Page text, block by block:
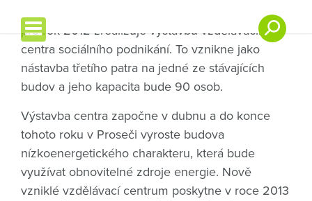
Ergotep v rámci své společenské odpovědnosti
pro rok 2012 zrealizuje výstavbu vzdělávacího
centra sociálního podnikání. To vznikne jako
nástavba třetího patra na jedné ze stávajících
budov a jeho kapacita bude 90 osob.
Výstavba centra započne v dubnu a do konce
tohoto roku v Proseči vyroste budova
nízkoenergetického charakteru, která bude
využívat obnovitelné zdroje energie. Nově
vzniklé vzdělávací centrum poskytne v roce 2013